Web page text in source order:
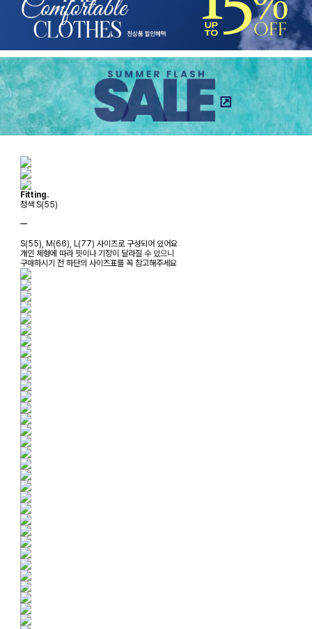
Fitting.
청색 S(55)
ㅡ
S(55), M(66), L(77) 사이즈로 구성되어 있어요
개인 체형에 따라 핏이나 기장이 달라질 수 있으니
구매하시기 전 하단의 사이즈표를 꼭 참고해주세요